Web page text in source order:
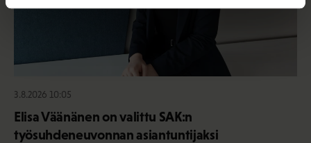
3.8.2026 10:05
Elisa Väänänen on valittu SAK:n
työsuhdeneuvonnan asiantuntijaksi